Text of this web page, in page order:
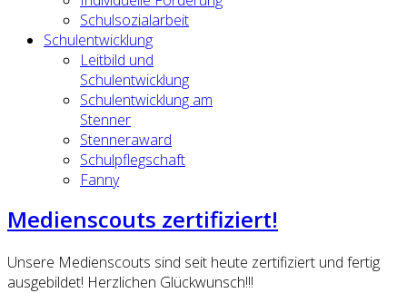
Schulsozialarbeit
Schulentwicklung
Leitbild und
Schulentwicklung
Schulentwicklung am
Stenner
Stenneraward
Schulpflegschaft
Fanny
Medienscouts zertifiziert!
Unsere Medienscouts sind seit heute zertifiziert und fertig
ausgebildet! Herzlichen Glückwunsch!!!